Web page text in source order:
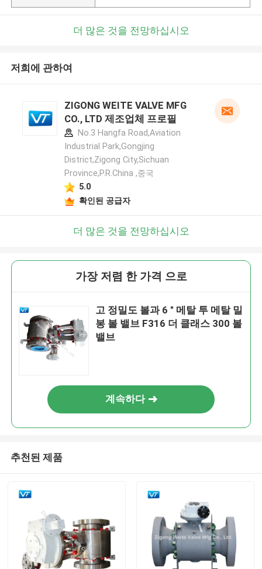
더 많은 것을 전망하십시오
저희에 관하여
ZIGONG WEITE VALVE MFG
CO., LTD 제조업체 프로필
No.3 Hangfa Road,Aviation
Industrial Park,Gongjing
District,Zigong City,Sichuan
Province,P.R.China ,중국
5.0
확인된 공급자
더 많은 것을 전망하십시오
가장 저렴 한 가격 으로
고 정밀도 볼과 6 " 메탈 투 메탈 밀
봉 볼 밸브 F316 더 클래스 300 볼
밸브
계속하다
추천된 제품